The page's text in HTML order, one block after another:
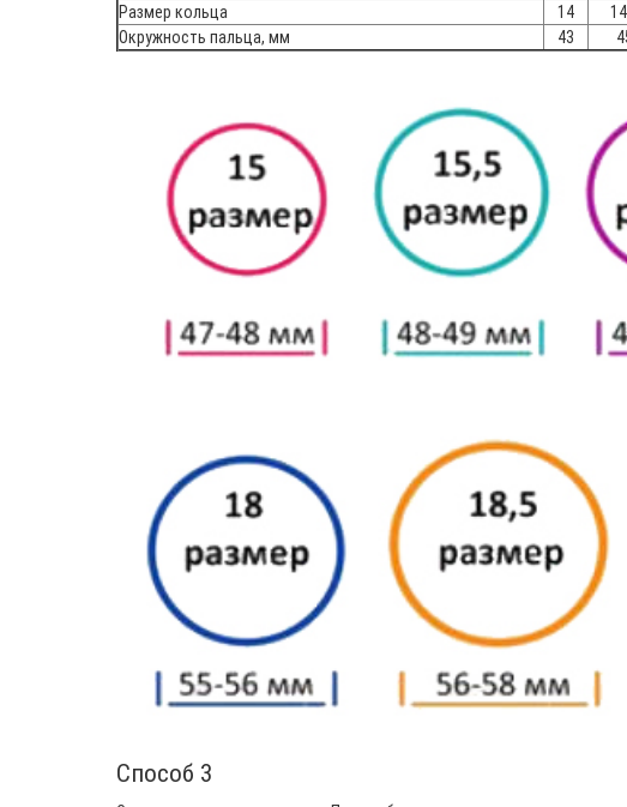
Размер кольца 14
Окружность пальца, мм
43
Способ 3